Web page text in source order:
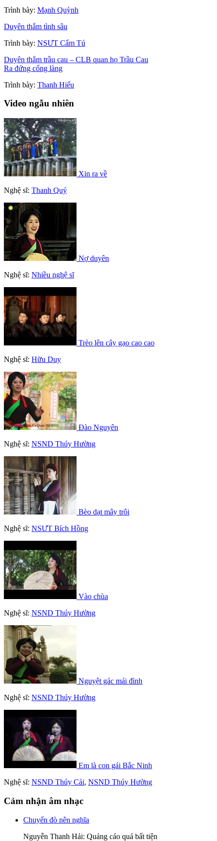
Trình bày: Mạnh Quỳnh
Duyên thắm tình sâu
Trình bày: NSƯT Cẩm Tú
Duyên thắm trầu cau – CLB quan họ Trầu Cau
Ra đứng cổng làng
Trình bày: Thanh Hiếu
Video ngẫu nhiên
Xin ra về
Nghệ sĩ: Thanh Quý
Nợ duyên
Nghệ sĩ: Nhiều nghệ sĩ
Trèo lên cây gạo cao cao
Nghệ sĩ: Hữu Duy
Đào Nguyên
Nghệ sĩ: NSND Thúy Hường
Bèo dạt mây trôi
Nghệ sĩ: NSƯT Bích Hồng
Vào chùa
Nghệ sĩ: NSND Thúy Hường
Nguyệt gác mái đình
Nghệ sĩ: NSND Thúy Hường
Em là con gái Bắc Ninh
Nghệ sĩ: NSND Thúy Cải, NSND Thúy Hường
Cảm nhận âm nhạc
Chuyến đò nên nghĩa
Nguyễn Thanh Hải: Quảng cáo quá bất tiện